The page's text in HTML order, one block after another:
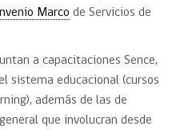
Marco de Servicios de
a capacitaciones Sence,
sistema educacional (cursos
además de las de
que involucran desde